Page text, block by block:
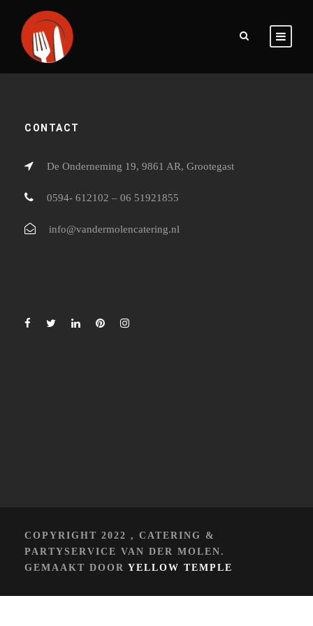
CONTACT
De Onderneming 19, 9861 AR, Grootegast
0594- 612102 – 06 51921855
info@vandermolencatering.nl
COPYRIGHT 2022 , CATERING &
PARTYSERVICE VAN DER MOLEN.
GEMAAKT DOOR YELLOW TEMPLE